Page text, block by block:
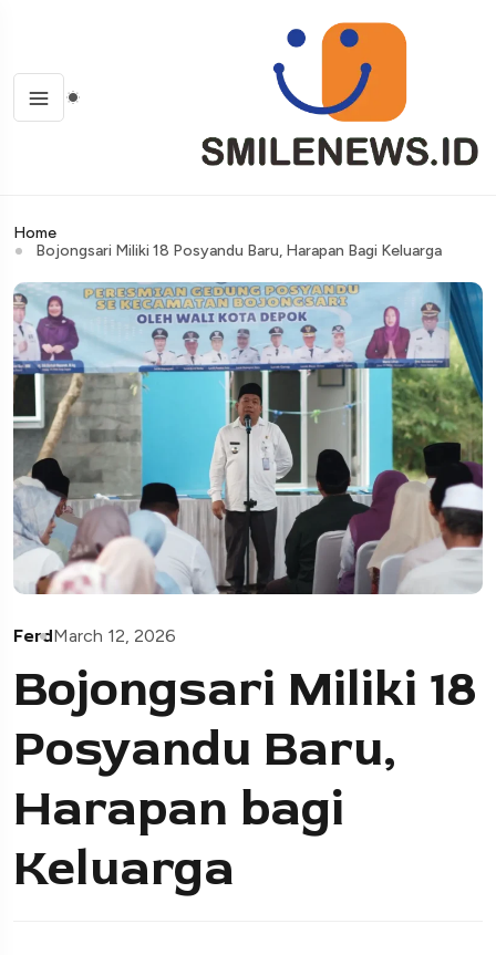
Home
Bojongsari Miliki 18 Posyandu Baru, Harapan Bagi Keluarga
FerdMarch 12, 2026
Bojongsari Miliki 18
Posyandu Baru,
Harapan bagi
Keluarga